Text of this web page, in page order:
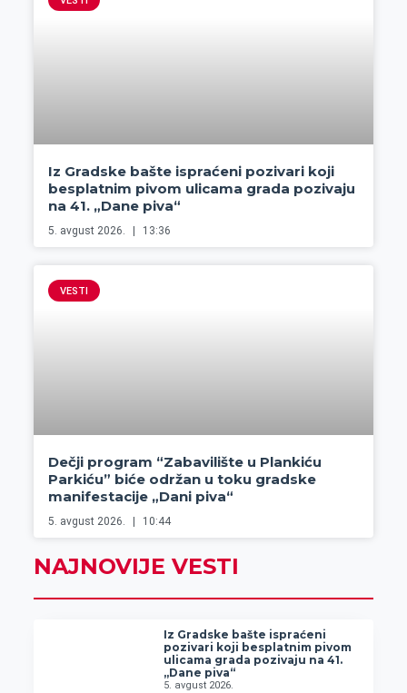
Iz Gradske bašte ispraćeni pozivari koji
besplatnim pivom ulicama grada pozivaju
na 41. „Dane piva“
5. avgust 2026. 13:36
VESTI
Dečji program “Zabavilište u Plankiću
Parkiću” biće održan u toku gradske
manifestacije „Dani piva“
5. avgust 2026. 10:44
NAJNOVIJE VESTI
Iz Gradske bašte ispraćeni
pozivari koji besplatnim pivom
ulicama grada pozivaju na 41.
„Dane piva“
5. avgust 2026.